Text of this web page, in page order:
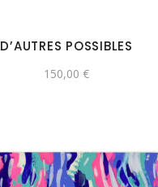
D’AUTRES POSSIBLES
150,00 €